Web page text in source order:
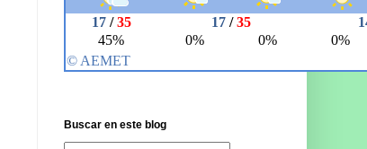
Buscar en este blog